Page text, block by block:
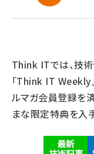
Think ITでは、技
「Think IT Weekly
ルマガ会員登録を
まな限定特典を入